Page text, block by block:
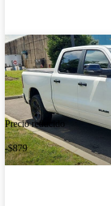
Precio reducido
-$879